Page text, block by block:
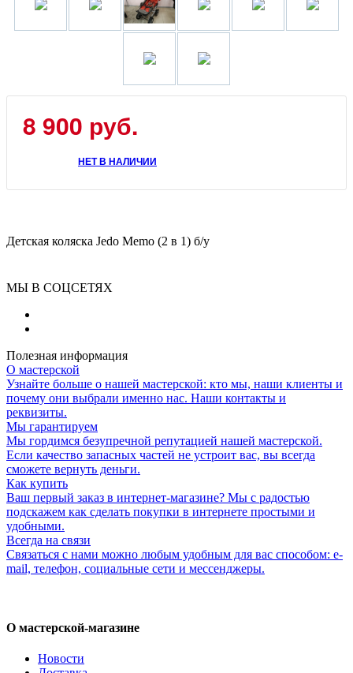
8 900 руб.
НЕТ В НАЛИЧИИ
Детская коляска Jedo Memo (2 в 1) б/у
МЫ В СОЦСЕТЯХ
Полезная информация
О мастерской
Узнайте больше о нашей мастерской: кто мы, наши клиенты и
почему они выбрали именно нас. Наши контакты и
реквизиты.
Мы гарантируем
Мы гордимся безупречной репутацией нашей мастерской.
Если качество запасных частей не устроит вас, вы всегда
сможете вернуть деньги.
Как купить
Ваш первый заказ в интернет-магазине? Мы с радостью
подскажем как сделать покупки в интернете простыми и
удобными.
Всегда на связи
Связаться с нами можно любым удобным для вас способом: e-
mail, телефон, социальные сети и мессенджеры.
О мастерской-магазине
Новости